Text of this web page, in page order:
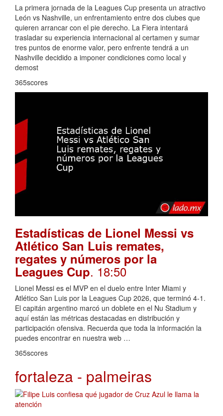
La primera jornada de la Leagues Cup presenta un atractivo
León vs Nashville, un enfrentamiento entre dos clubes que
quieren arrancar con el pie derecho. La Fiera intentará
trasladar su experiencia internacional al certamen y sumar
tres puntos de enorme valor, pero enfrente tendrá a un
Nashville decidido a imponer condiciones como local y
demost
365scores
Estadísticas de Lionel Messi vs
Atlético San Luis remates,
regates y números por la
Leagues Cup. 18:50
Lionel Messi es el MVP en el duelo entre Inter Miami y
Atlético San Luis por la Leagues Cup 2026, que terminó 4-1.
El capitán argentino marcó un doblete en el Nu Stadium y
aquí están las métricas destacadas en distribución y
participación ofensiva. Recuerda que toda la información la
puedes encontrar en nuestra web …
365scores
fortaleza - palmeiras